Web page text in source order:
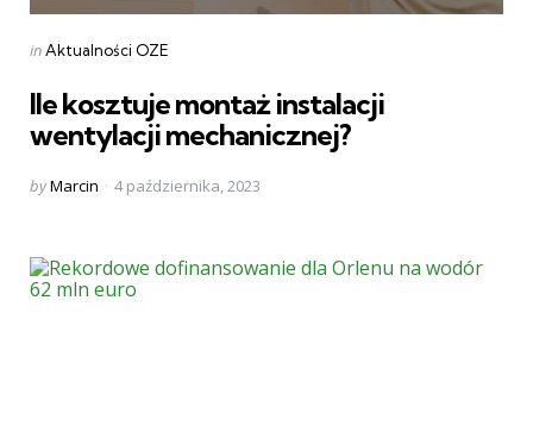
Categories
Posted
inAktualności OZE
Ile kosztuje montaż instalacji
wentylacji mechanicznej?
Posted
byMarcin 4 października, 2023